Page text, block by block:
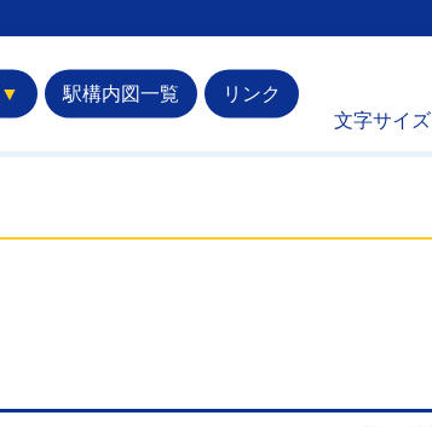
▼ 駅構内図一覧 リンク
文字サイズ